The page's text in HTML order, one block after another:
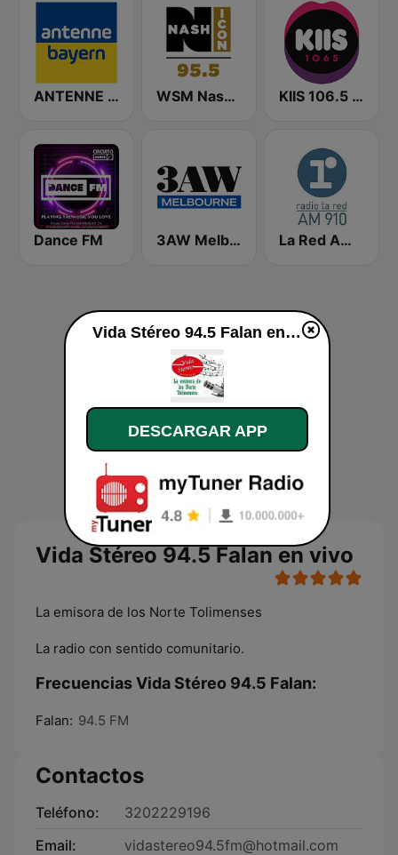
ANTENNE BAYERN WSM Nash Icon 95.5 FM KIIS 106.5 FM
Dance FM 3AW Melbourne La Red AM 910
Vida Stéreo 94.5 Falan en vivo
La emisora de los Norte Tolimenses
La radio con sentido comunitario.
Frecuencias Vida Stéreo 94.5 Falan:
Falan: 94.5 FM
Contactos
Teléfono:
3202229196
Email:
vidastereo94.5fm@hotmail.com
Vida Stéreo 94.5 Falan en vivo
DESCARGAR APP